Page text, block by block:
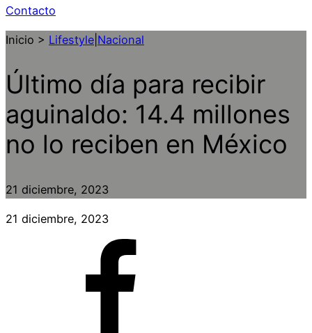
Contacto
Inicio > Lifestyle Nacional
Último día para recibir
aguinaldo: 14.4 millones
no lo reciben en México
21 diciembre, 2023
21 diciembre, 2023